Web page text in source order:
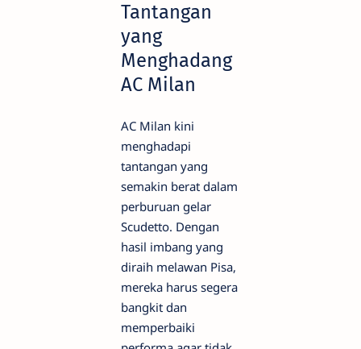
Tantangan
yang
Menghadang
AC Milan
AC Milan kini
menghadapi
tantangan yang
semakin berat dalam
perburuan gelar
Scudetto. Dengan
hasil imbang yang
diraih melawan Pisa,
mereka harus segera
bangkit dan
memperbaiki